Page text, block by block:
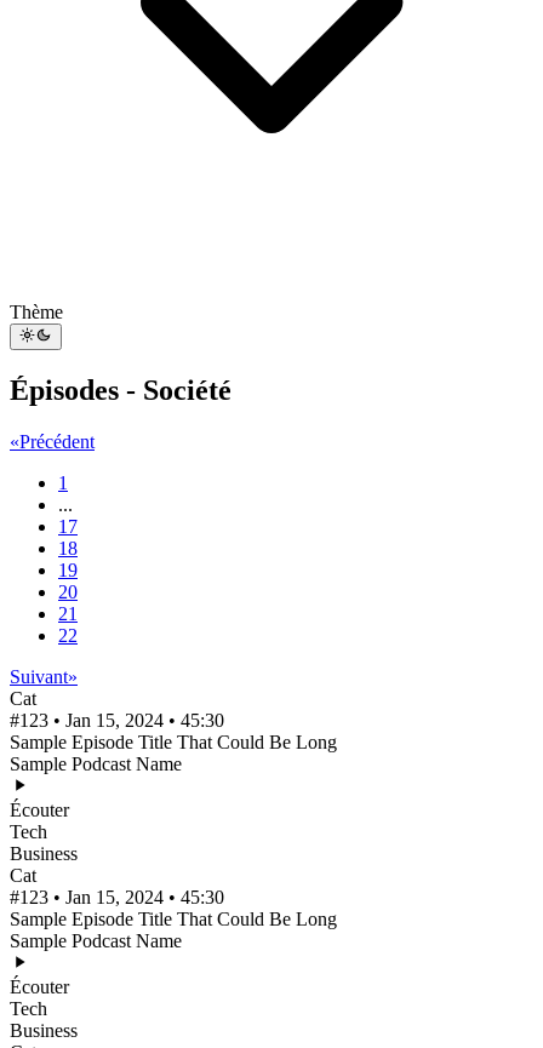
Thème
Épisodes - Société
«Précédent
1
...
17
18
19
20
21
22
Suivant»
Cat
#123 • Jan 15, 2024 • 45:30
Sample Episode Title That Could Be Long
Sample Podcast Name
Écouter
Tech
Business
Cat
#123 • Jan 15, 2024 • 45:30
Sample Episode Title That Could Be Long
Sample Podcast Name
Écouter
Tech
Business